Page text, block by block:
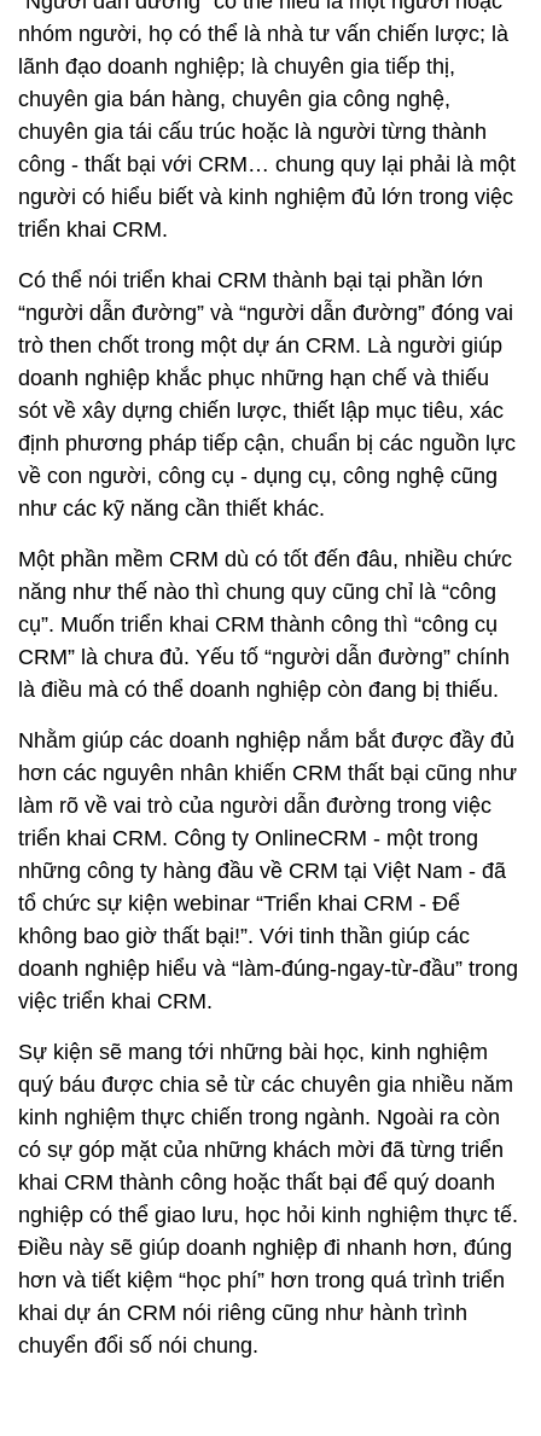
người có hiểu biết và kinh nghiệm đủ lớn trong việc
triển khai CRM.
Có thể nói triển khai CRM thành bại tại phần lớn
“người dẫn đường” và “người dẫn đường” đóng vai
trò then chốt trong một dự án CRM. Là người giúp
doanh nghiệp khắc phục những hạn chế và thiếu
sót về xây dựng chiến lược, thiết lập mục tiêu, xác
về con người, công cụ - dụng cụ, công nghệ cũng
như các kỹ năng cần thiết khác.
Một phần mềm CRM dù có tốt đến đâu, nhiều chức
năng như thế nào thì chung quy cũng chỉ là “công
cụ”. Muốn triển khai CRM thành công thì “công cụ
CRM” là chưa đủ. Yếu tố “người dẫn đường” chính
là điều mà có thể doanh nghiệp còn đang bị thiếu.
Nhằm giúp các doanh nghiệp nắm bắt được đầy đủ
hơn các nguyên nhân khiến CRM thất bại cũng như
làm rõ về vai trò của người dẫn đường trong việc
triển khai CRM. Công ty OnlineCRM - một trong
những công ty hàng đầu về CRM tại Việt Nam - đã
không bao giờ thất bại!”. Với tinh thần giúp các
doanh nghiệp hiểu và “làm-đúng-ngay-từ-đầu” trong
việc triển khai CRM.
Sự kiện sẽ mang tới những bài học, kinh nghiệm
quý báu được chia sẻ từ các chuyên gia nhiều năm
kinh nghiệm thực chiến trong ngành. Ngoài ra còn
có sự góp mặt của những khách mời đã từng triển
khai CRM thành công hoặc thất bại để quý doanh
Điều này sẽ giúp doanh nghiệp đi nhanh hơn, đúng
hơn và tiết kiệm “học phí” hơn trong quá trình triển
khai dự án CRM nói riêng cũng như hành trình
chuyển đổi số nói chung.